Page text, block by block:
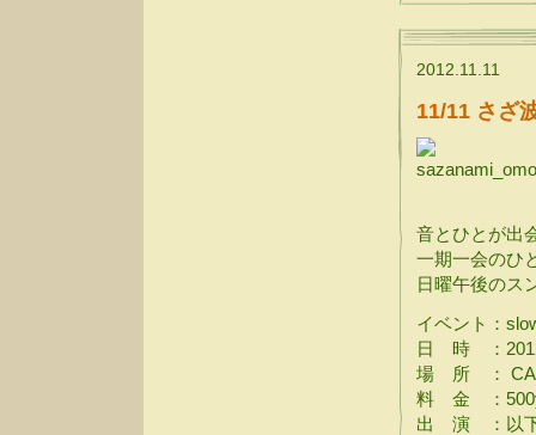
2012.11.11
11/11 さざ
音とひとが出
一期一会のひ
日曜午後のス
イベント：
日 時 ：2012
場 所 ：
料 金 ：
出 演 ：以